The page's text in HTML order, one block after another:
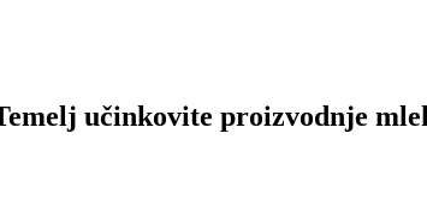
učinkovite proizvodnje